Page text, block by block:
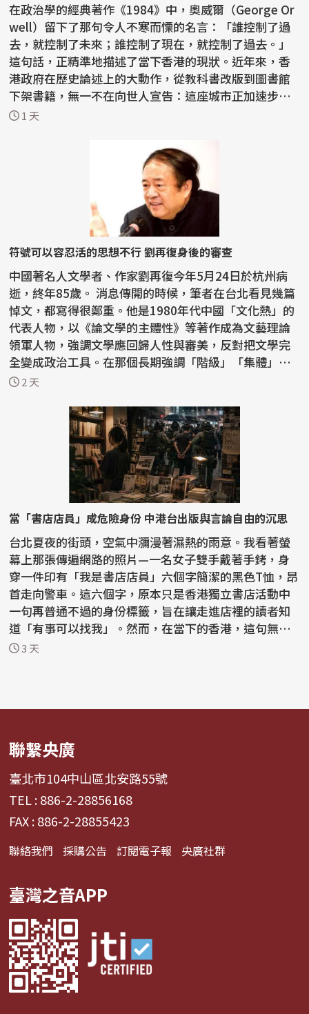
在政治學的經典著作《1984》中，奧威爾（George Or
well）留下了那句令人不寒而慄的名言：「誰控制了過
去，就控制了未來；誰控制了現在，就控制了過去。」
這句話，正精準地描述了當下香港的現狀。近年來，香
港政府在歷史論述上的大動作，從教科書改版到圖書館
下架書籍，無一不在向世人宣告：這座城市正加速步入
一種由...
1 天
符號可以容忍活的思想不行 劉再復身後的審查
中國著名人文學者、作家劉再復今年5月24日於杭州病
逝，終年85歲。 消息傳開的時候，筆者在台北看見幾篇
悼文，都寫得很鄭重。他是1980年代中國「文化熱」的
代表人物，以《論文學的主體性》等著作成為文藝理論
領軍人物，強調文學應回歸人性與審美，反對把文學完
全變成政治工具。在那個長期強調「階級」「集體」
「革命敘...
2 天
當「書店店員」成危險身份 中港台出版與言論自由的沉思
台北夏夜的街頭，空氣中瀰漫著濕熱的雨意。我看著螢
幕上那張傳遍網路的照片—一名女子雙手戴著手銬，身
穿一件印有「我是書店店員」六個字簡潔的黑色T恤，昂
首走向警車。這六個字，原本只是香港獨立書店活動中
一句再普通不過的身份標籤，旨在讓走進店裡的讀者知
道「有事可以找我」。然而，在當下的香港，這句無聲
的宣告...
3 天
聯繫央廣
臺北市104中山區北安路55號
TEL : 886-2-28856168
FAX : 886-2-28855423
聯絡我們 採購公告 訂閱電子報 央廣社群
臺灣之音APP